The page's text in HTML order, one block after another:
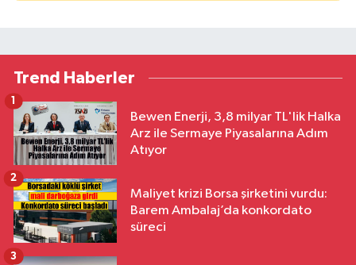
Trend Haberler
Bewen Enerji, 3,8 milyar TL'lik Halka
Arz ile Sermaye Piyasalarına Adım
Atıyor
1
Maliyet krizi Borsa şirketini vurdu:
Barem Ambalaj’da konkordato
süreci
2
3